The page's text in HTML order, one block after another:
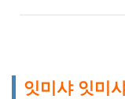
잇미샤 잇미